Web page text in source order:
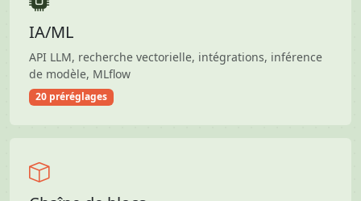
IA/ML
API LLM, recherche vectorielle, intégrations, inférence
de modèle, MLflow
20 préréglages